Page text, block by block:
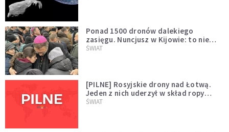
Ponad 1500 dronów dalekiego
zasięgu. Nuncjusz w Kijowie: to nie
wygląda na wolę zakończenia wojny
ŚWIAT
[PILNE] Rosyjskie drony nad Łotwą.
Jeden z nich uderzył w skład ropy
naftowej
ŚWIAT